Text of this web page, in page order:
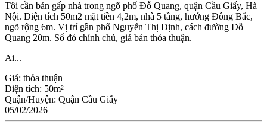
Tôi cần bán gấp nhà trong ngõ phố Đỗ Quang, quận Cầu Giấy, Hà
Nội. Diện tích 50m2 mặt tiền 4,2m, nhà 5 tầng, hướng Đông Bắc,
ngõ rộng 6m. Vị trí gần phố Nguyễn Thị Định, cách đường Đỗ
Quang 20m. Sổ đỏ chính chủ, giá bán thỏa thuận.
Ai...
Giá: thỏa thuận
Diện tích: 50m²
Quận/Huyện: Quận Cầu Giấy
05/02/2026